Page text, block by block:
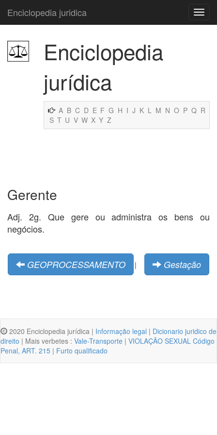
Enciclopedia juridica
Enciclopedia
jurídica
A B C D E F G H I J K L M N O P Q R
S T U V W X Y Z
Gerente
Adj. 2g. Que gere ou administra os bens ou
negócios.
GEOPROCESSAMENTO | Gestação
2020 Enciclopedia jurídica | Informação legal | Dicionario juridico de
direito | Mais verbetes : Vale-Transporte | VIOLAÇÃO SEXUAL Código
Penal, ART. 215 | Furto qualificado